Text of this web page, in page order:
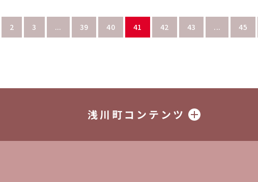
2 3 ... 39 40 41 42 43 ... 45
浅川町コンテンツ